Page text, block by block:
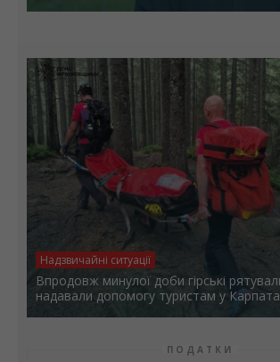
Надзвичайні ситуації
Впродовж минулої доби гірські
надавали допомогу туристам у
ПОДАТКИ